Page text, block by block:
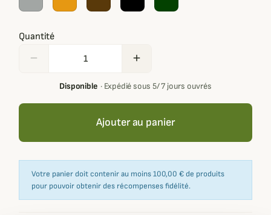
Quantité
remove add
Disponible· Expédié sous 5/ 7 jours ouvrés
Ajouter au panier
Votre panier doit contenir au moins 100,00 € de produits
pour pouvoir obtenir des récompenses fidélité.